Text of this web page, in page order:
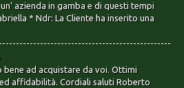
azienda in gamba e di questi tempi
* Ndr: La Cliente ha inserito una
ad acquistare da voi. Ottimi
affidabilità. Cordiali saluti Roberto